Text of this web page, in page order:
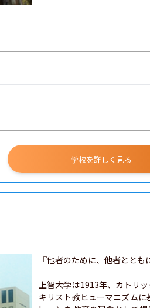
学校を詳しく見る
『他者のために、他者ととも
上智大学は1913年、カトリ
キリスト教ヒューマニズム